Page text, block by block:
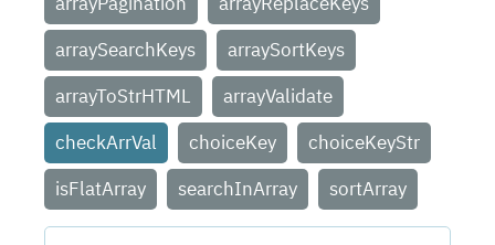
arraySearchKeys
arraySortKeys
arrayToStrHTML
arrayValidate
checkArrVal
choiceKey
choiceKeyStr
isFlatArray
searchInArray sortArray